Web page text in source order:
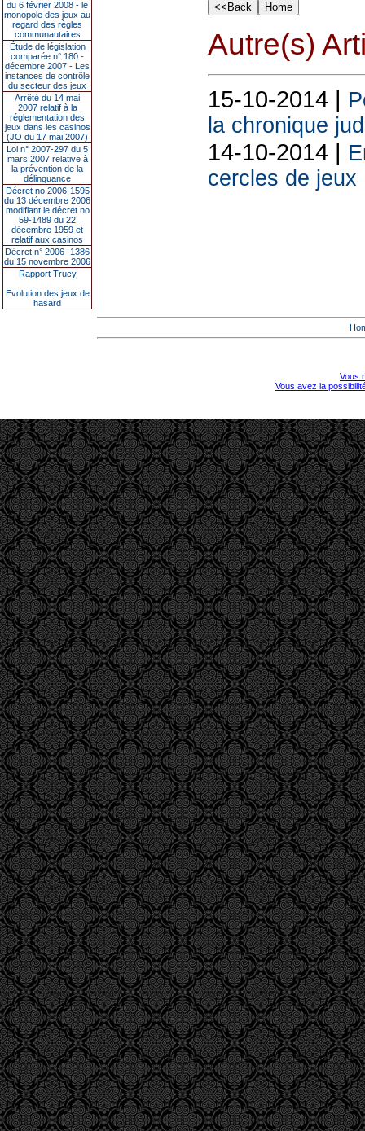
du 6 février 2008 - le
monopole des jeux au
regard des règles
communautaires
Étude de législation
comparée n° 180 -
décembre 2007 - Les
instances de contrôle
du secteur des jeux
Arrêté du 14 mai
2007 relatif à la
réglementation des
jeux dans les casinos
(JO du 17 mai 2007)
Loi n° 2007-297 du 5
mars 2007 relative à
la prévention de la
délinquance
Décret no 2006-1595
du 13 décembre 2006
modifiant le décret no
59-1489 du 22
décembre 1959 et
relatif aux casinos
Décret n° 2006- 1386
du 15 novembre 2006
Rapport Trucy
Evolution des jeux de
hasard
Autre(s)
15-10-2014 |
la chronique
14-10-2014 |
cercles de jeux
Vous
Vous avez la